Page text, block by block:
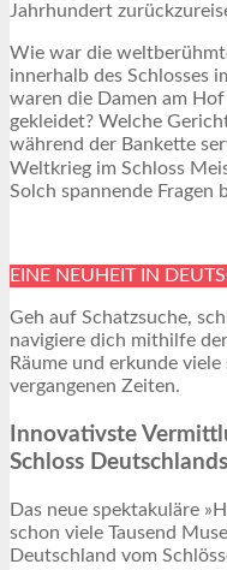
Jahrhundert
Wie war die
innerhalb des Schlosses
waren die Damen am
gekleidet? Welche
während der Bankette
Weltkrieg im Schloss
Solch spannende Fragen
EINE NEUHEIT IN
Geh auf Schatzsuche,
navigiere dich mithilfe
Räume und erkunde
vergangenen Zeiten.
Innovativste
Schloss Deutschlands
Das neue spektakuläre
schon viele Tausend
Deutschland vom